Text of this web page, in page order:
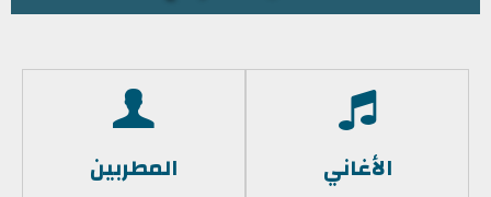
الأغاني المطربين